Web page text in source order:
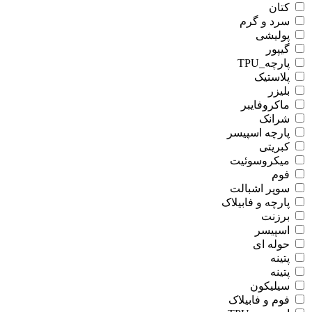
کتان
سرد و گرم
پولیشی
گیپور
پارچه_TPU
پلاستیک
بلیزر
ماکروفایبر
شرانک
پارچه اسپیسر
کبریتی
میکروسوئیت
فوم
سوپر اشبالت
پارچه و فابیلاک
برزنت
اسپیسر
حوله ای
پتینه
پتینه
سیلیکون
فوم و فابیلاک